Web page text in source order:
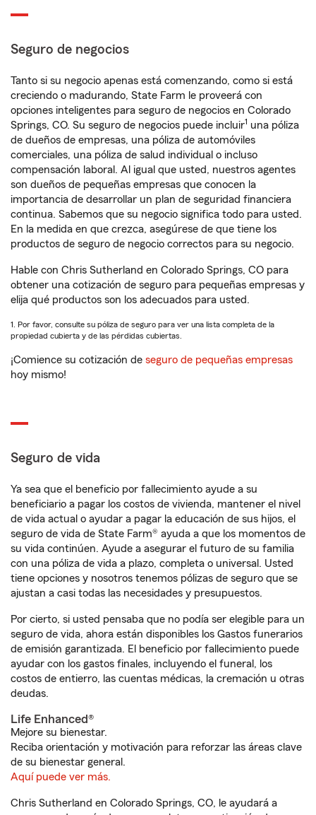
Seguro de negocios
Tanto si su negocio apenas está comenzando, como si está
creciendo o madurando, State Farm le proveerá con
opciones inteligentes para seguro de negocios en Colorado
Springs, CO. Su seguro de negocios puede incluir1 una póliza
de dueños de empresas, una póliza de automóviles
comerciales, una póliza de salud individual o incluso
compensación laboral. Al igual que usted, nuestros agentes
son dueños de pequeñas empresas que conocen la
importancia de desarrollar un plan de seguridad financiera
continua. Sabemos que su negocio significa todo para usted.
En la medida en que crezca, asegúrese de que tiene los
productos de seguro de negocio correctos para su negocio.
Hable con Chris Sutherland en Colorado Springs, CO para
obtener una cotización de seguro para pequeñas empresas y
elija qué productos son los adecuados para usted.
1. Por favor, consulte su póliza de seguro para ver una lista completa de la
propiedad cubierta y de las pérdidas cubiertas.
¡Comience su cotización de seguro de pequeñas empresas
hoy mismo!
Seguro de vida
Ya sea que el beneficio por fallecimiento ayude a su
beneficiario a pagar los costos de vivienda, mantener el nivel
de vida actual o ayudar a pagar la educación de sus hijos, el
seguro de vida de State Farm® ayuda a que los momentos de
su vida continúen. Ayude a asegurar el futuro de su familia
con una póliza de vida a plazo, completa o universal. Usted
tiene opciones y nosotros tenemos pólizas de seguro que se
ajustan a casi todas las necesidades y presupuestos.
Por cierto, si usted pensaba que no podía ser elegible para un
seguro de vida, ahora están disponibles los Gastos funerarios
de emisión garantizada. El beneficio por fallecimiento puede
ayudar con los gastos finales, incluyendo el funeral, los
costos de entierro, las cuentas médicas, la cremación u otras
deudas.
Life Enhanced®
Mejore su bienestar.
Reciba orientación y motivación para reforzar las áreas clave
de su bienestar general.
Aquí puede ver más.
Chris Sutherland en Colorado Springs, CO, le ayudará a